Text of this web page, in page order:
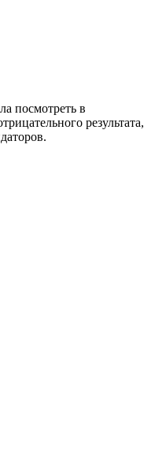
посмотреть в
результата,